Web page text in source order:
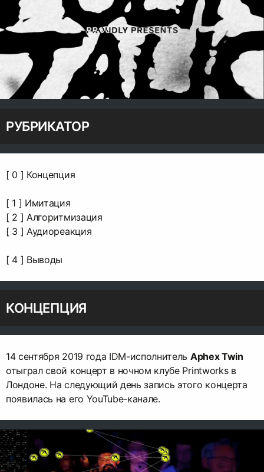
РУБРИКАТОР
[ 0 ] Концепция
[ 1 ] Имитация
[ 2 ] Алгоритмизация
[ 3 ] Аудиореакция
[ 4 ] Выводы
КОНЦЕПЦИЯ
14 сентября 2019 года IDM-исполнитель Aphex Twin
отыграл свой концерт в ночном клубе Printworks в
Лондоне. На следующий день запись этого концерта
появилась на его YouTube-канале.